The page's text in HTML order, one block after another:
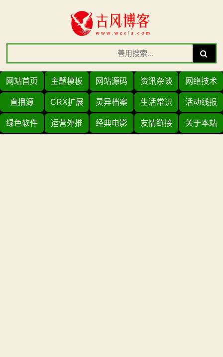
Search
for:
Search
网站首页 主题模板 网站源码 资讯杂谈 网络技术
直播源 CRX扩展 灵异档案 生活常识 活动线报
绿色软件 运营外推 经典电影 友情链接 关于本站